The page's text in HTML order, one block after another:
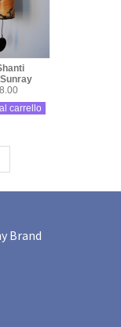
carrello
Brand